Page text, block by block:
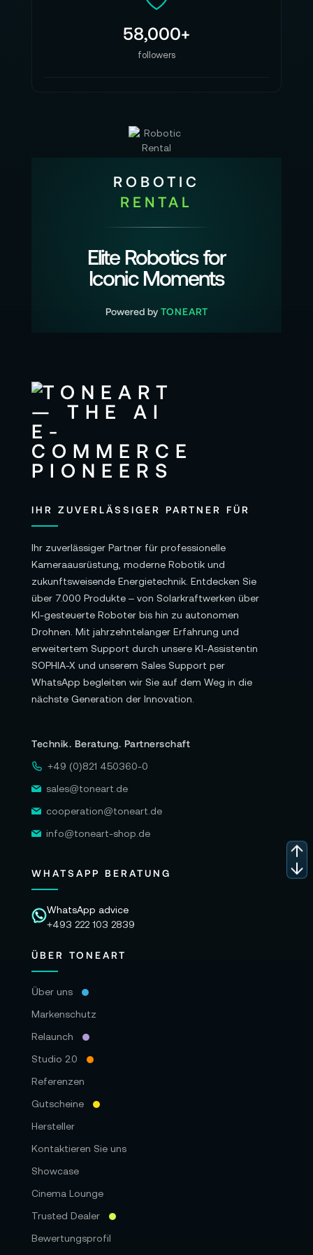
Die Dexterous Robotic Hands stehen für einen
intelligenter Systeme: Berührung wird zum Medium
des Lernens, Präzision zur Sprache der Erkenntnis.
Robotik wird damit nicht mehr nur konstruiert – sie
wächst, sie lernt, sie versteht.
von Steuerung zu Intelligenz, von Aktion zu
entwickelt – eine Zukunft, in der Maschinen fühlen,
um zu handeln.
Erlebe Robotik, die nicht nur greift, sondern begreift
– präzise, sensibel und menschlich inspiriert.
58,000+
followers
ROBOTIC
RENTAL
Elite Robotics for
Iconic Moments
Powered by TONEART
IHR ZUVERLÄSSIGER PARTNER FÜR
Ihr zuverlässiger Partner für professionelle
Kameraausrüstung, moderne Robotik und
zukunftsweisende Energietechnik. Entdecken Sie
über 7.000 Produkte – von Solarkraftwerken über
KI-gesteuerte Roboter bis hin zu autonomen
Drohnen. Mit jahrzehntelanger Erfahrung und
erweitertem Support durch unsere KI-Assistentin
SOPHIA-X und unserem Sales Support per
WhatsApp begleiten wir Sie auf dem Weg in die
nächste Generation der Innovation.
Technik. Beratung. Partnerschaft
+49 (0)821 450360-0
sales@toneart.de
cooperation@toneart.de
info@toneart-shop.de
WHATSAPP BERATUNG
WhatsApp advice
+493 222 103 2839
ÜBER TONEART
Über uns
Markenschutz
Relaunch
Studio 2.0
Referenzen
Gutscheine
Hersteller
Kontaktieren Sie uns
Showcase
Cinema Lounge
Trusted Dealer
Bewertungsprofil